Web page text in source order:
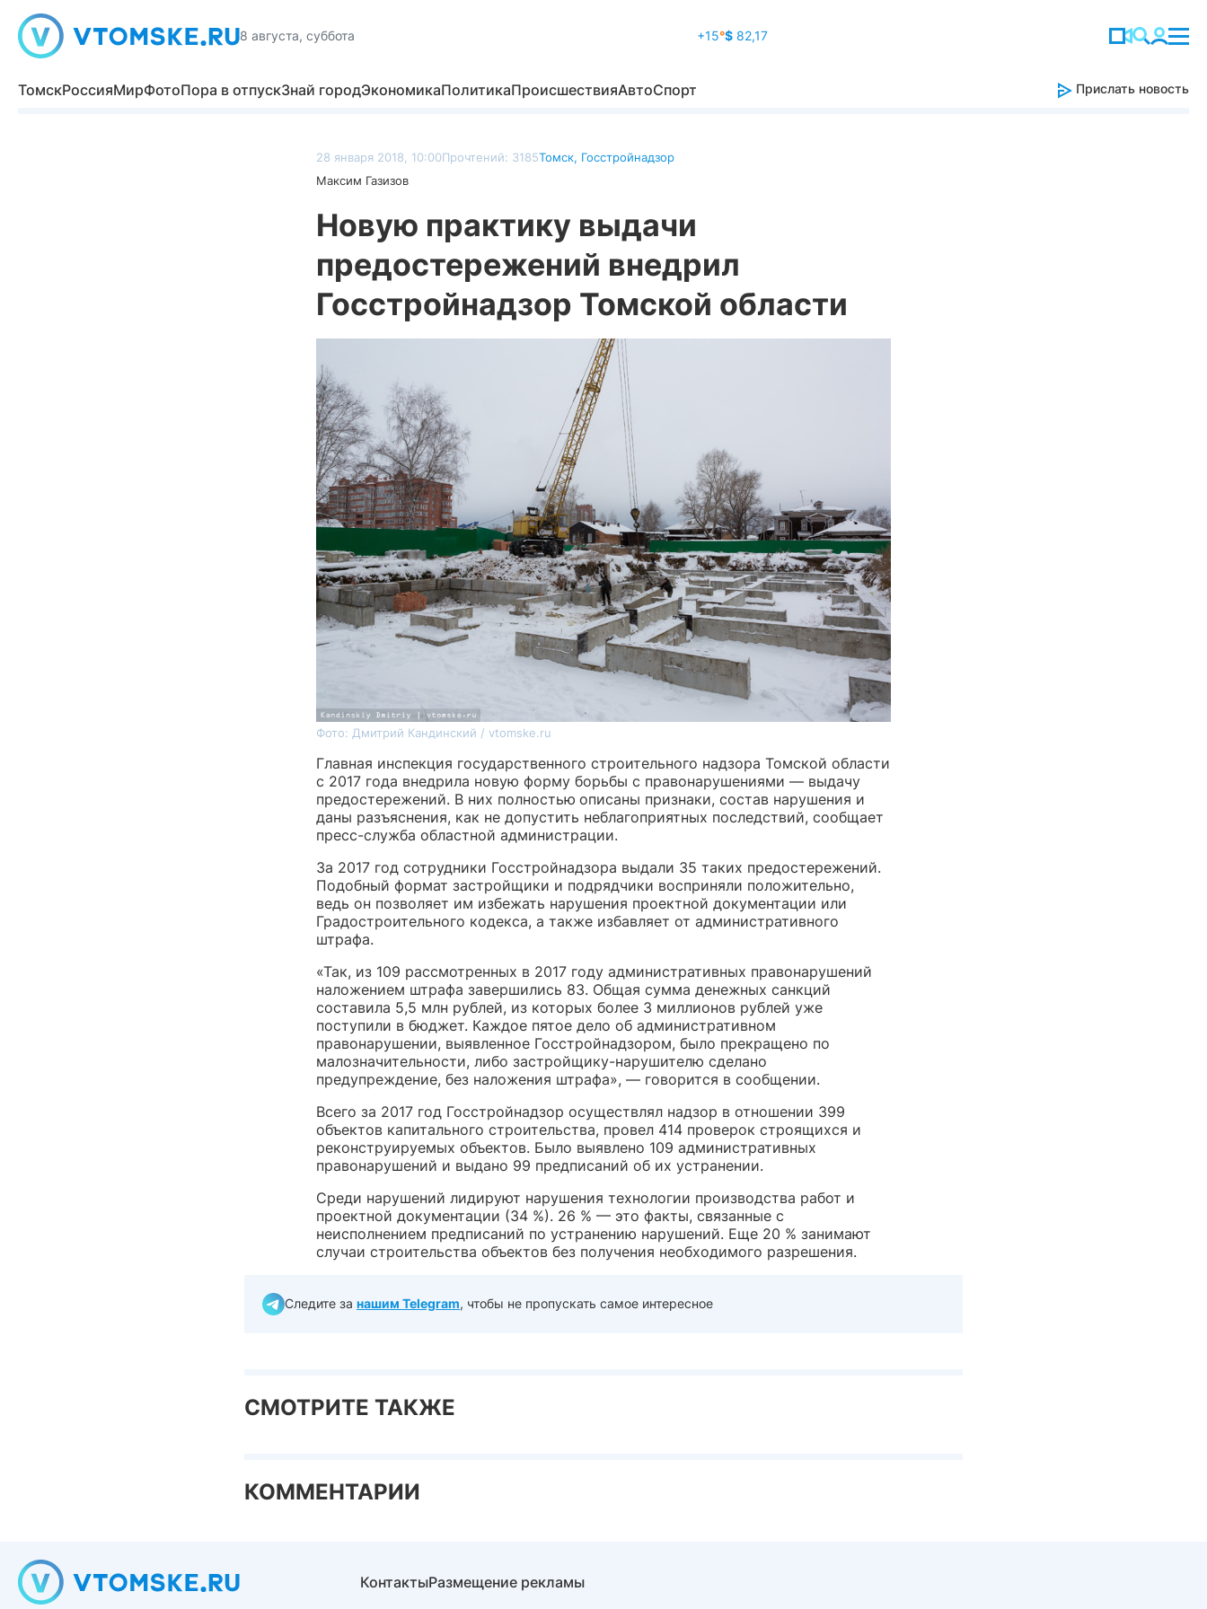
8 августа, суббота +15°$82,17
ТомскРоссияМирФотоПора в отпускЗнай городЭкономикаПолитикаПроисшествияАвтоСпорт Прислать новость
28 января 2018, 10:00Прочтений: 3185Томск, Госстройнадзор
Максим Газизов
Новую практику выдачи
предостережений внедрил
Госстройнадзор Томской области
Фото: Дмитрий Кандинский / vtomske.ru
Главная инспекция государственного строительного надзора Томской области
с 2017 года внедрила новую форму борьбы с правонарушениями — выдачу
предостережений. В них полностью описаны признаки, состав нарушения и
даны разъяснения, как не допустить неблагоприятных последствий, сообщает
пресс-служба областной администрации.
За 2017 год сотрудники Госстройнадзора выдали 35 таких предостережений.
Подобный формат застройщики и подрядчики восприняли положительно,
ведь он позволяет им избежать нарушения проектной документации или
Градостроительного кодекса, а также избавляет от административного
штрафа.
«Так, из 109 рассмотренных в 2017 году административных правонарушений
наложением штрафа завершились 83. Общая сумма денежных санкций
составила 5,5 млн рублей, из которых более 3 миллионов рублей уже
поступили в бюджет. Каждое пятое дело об административном
правонарушении, выявленное Госстройнадзором, было прекращено по
малозначительности, либо застройщику-нарушителю сделано
предупреждение, без наложения штрафа», — говорится в сообщении.
Всего за 2017 год Госстройнадзор осуществлял надзор в отношении 399
объектов капитального строительства, провел 414 проверок строящихся и
реконструируемых объектов. Было выявлено 109 административных
правонарушений и выдано 99 предписаний об их устранении.
Среди нарушений лидируют нарушения технологии производства работ и
проектной документации (34 %). 26 % — это факты, связанные с
неисполнением предписаний по устранению нарушений. Еще 20 % занимают
случаи строительства объектов без получения необходимого разрешения.
Следите за нашим Telegram, чтобы не пропускать самое интересное
СМОТРИТЕ ТАКЖЕ
КОММЕНТАРИИ
КонтактыРазмещение рекламы